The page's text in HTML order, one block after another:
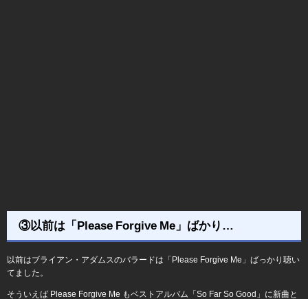
③以前は「Please Forgive Me」ばかり…
以前はブライアン・アダムスのバラードは「Please Forgive Me」ばっかり聴い
てました。
そういえば Please Forgive Me もベストアルバム「So Far So Good」に新曲と